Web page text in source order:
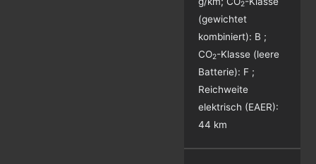
2
(gewichtet
kombiniert): B ;
CO2-Klasse (leere
Batterie): F ;
Reichweite
elektrisch (EAER):
44 km